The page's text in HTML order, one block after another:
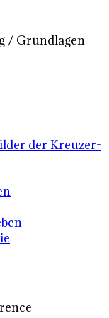
/ Grundlagen
der Kreuzer-